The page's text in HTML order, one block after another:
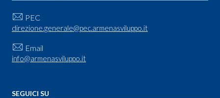
PEC
direzione.generale@pec.armenasviluppo.it
Email
info@armenasviluppo.it
SEGUICI SU